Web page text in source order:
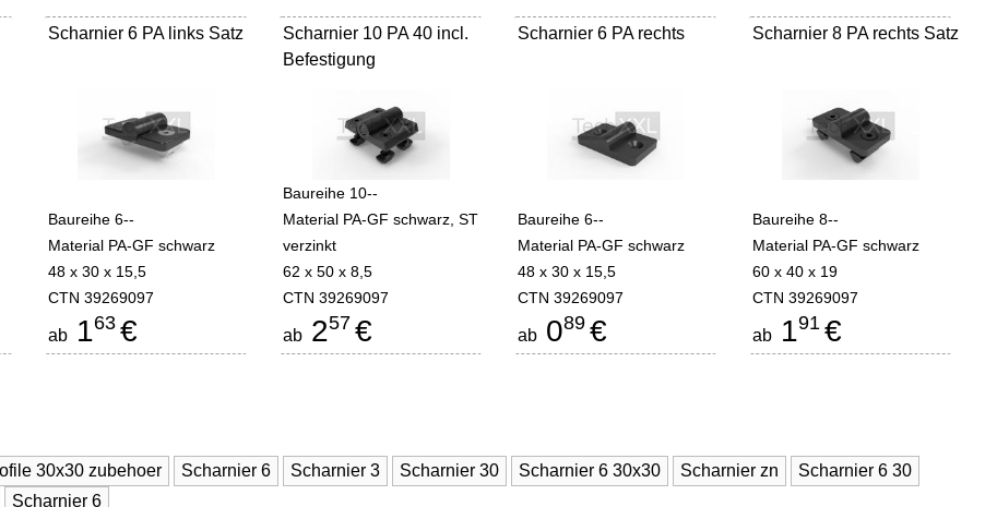
Scharnier 6 PA links Satz
Baureihe 6--
Material PA-GF schwarz
48 x 30 x 15,5
CTN 39269097
ab 163 €
Scharnier 10 PA 40 incl.
Befestigung
Baureihe 10--
Material PA-GF schwarz, ST
verzinkt
62 x 50 x 8,5
CTN 39269097
ab 257 €
Scharnier 6 PA rechts
Baureihe 6--
Material PA-GF schwarz
48 x 30 x 15,5
CTN 39269097
ab 089 €
Scharnier 8 PA rechts Satz
Baureihe 8--
Material PA-GF schwarz
60 x 40 x 19
CTN 39269097
ab 191 €
30x30 zubehoer Scharnier 6 Scharnier 3 Scharnier 30 Scharnier 6 30x30 Scharnier zn
Scharnier 6 30
Scharnier 6